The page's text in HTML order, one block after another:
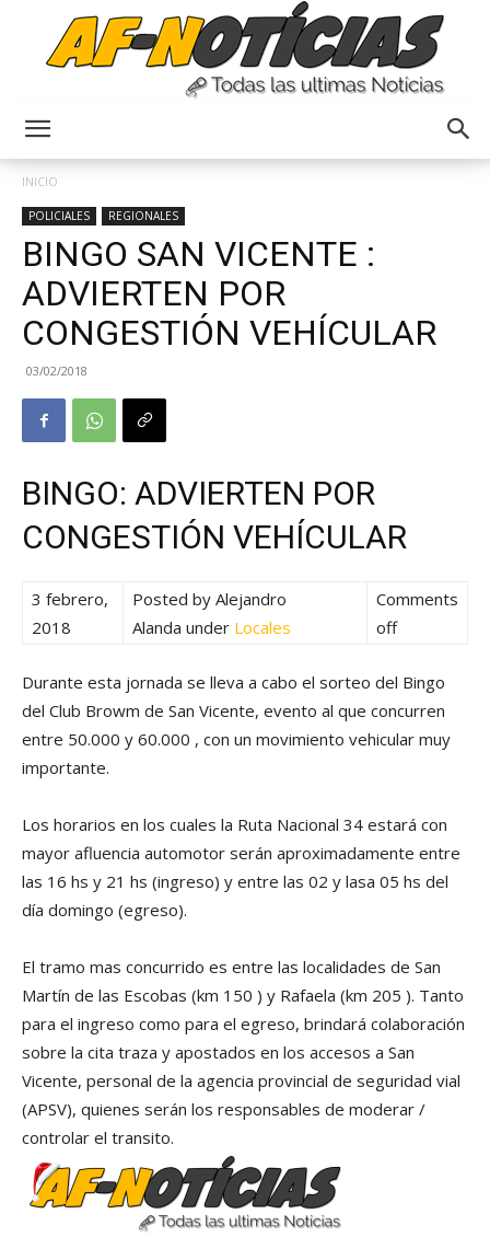
INICIO
POLICIALES REGIONALES
BINGO SAN VICENTE :
ADVIERTEN POR
CONGESTIÓN VEHÍCULAR
03/02/2018
BINGO: ADVIERTEN POR
CONGESTIÓN VEHÍCULAR
3 febrero,
2018
Posted by Alejandro
Alanda under Locales
Comments
off
Durante esta jornada se lleva a cabo el sorteo del Bingo
del Club Browm de San Vicente, evento al que concurren
entre 50.000 y 60.000 , con un movimiento vehicular muy
importante.
Los horarios en los cuales la Ruta Nacional 34 estará con
mayor afluencia automotor serán aproximadamente entre
las 16 hs y 21 hs (ingreso) y entre las 02 y lasa 05 hs del
día domingo (egreso).
El tramo mas concurrido es entre las localidades de San
Martín de las Escobas (km 150 ) y Rafaela (km 205 ). Tanto
para el ingreso como para el egreso, brindará colaboración
sobre la cita traza y apostados en los accesos a San
Vicente, personal de la agencia provincial de seguridad vial
(APSV), quienes serán los responsables de moderar /
controlar el transito.